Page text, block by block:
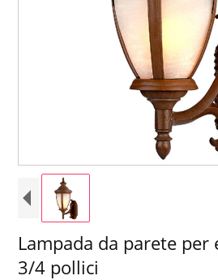
Lampada da parete per
3/4 pollici